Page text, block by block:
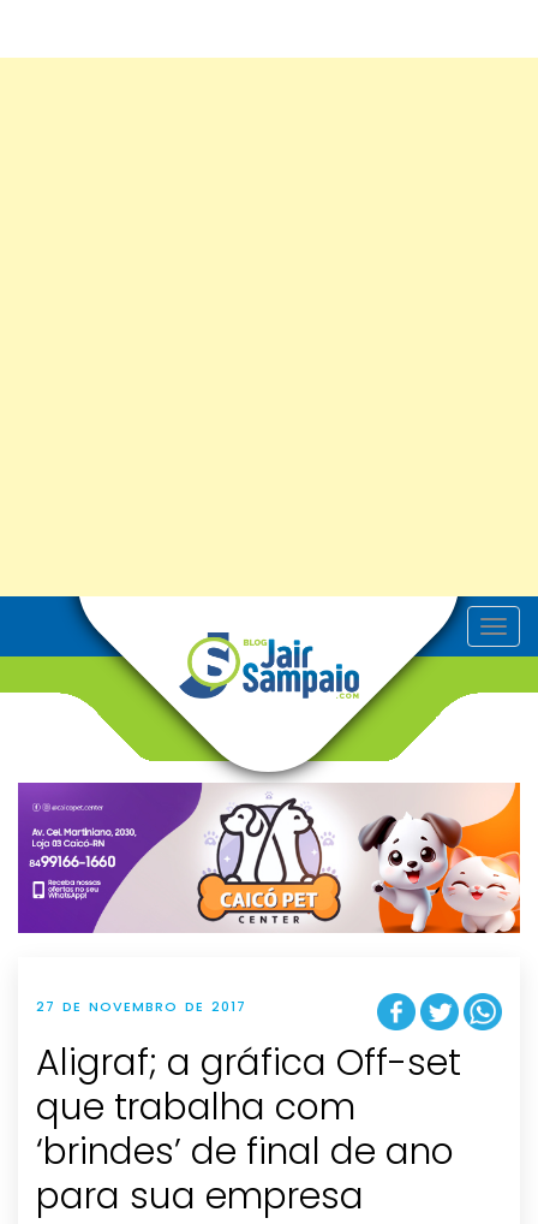
T
o
v
g
t
i
o
n
27 DE NOVEMBRO DE 2017
Aligraf; a gráfica Off-set
que trabalha com
‘brindes’ de final de ano
para sua empresa